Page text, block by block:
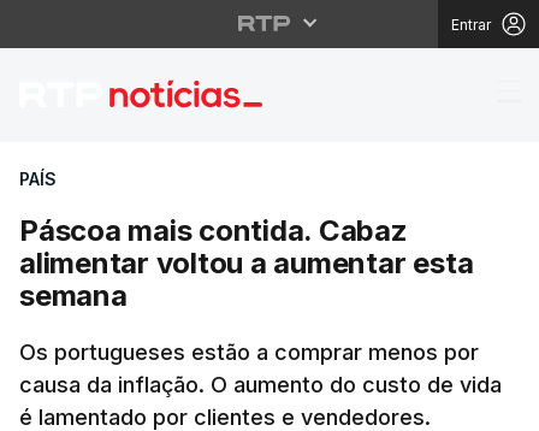
Entrar
Páscoa mais contida.
PAÍS
Páscoa mais contida. Cabaz
alimentar voltou a aumentar esta
semana
Os portugueses estão a comprar menos por
causa da inflação. O aumento do custo de vida
é lamentado por clientes e vendedores.